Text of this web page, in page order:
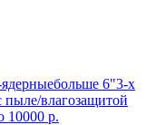
больше 6"3-х
пыле/влагозащитой
10000 р.